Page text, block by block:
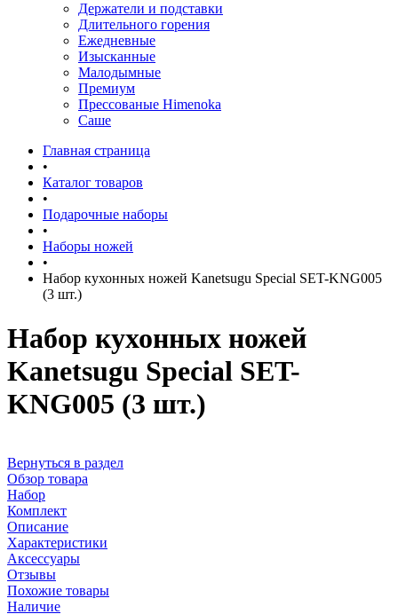
Держатели и подставки
Длительного горения
Ежедневные
Изысканные
Малодымные
Премиум
Прессованые Himenoka
Саше
Главная страница
•
Каталог товаров
•
Подарочные наборы
•
Наборы ножей
•
Набор кухонных ножей Kanetsugu Special SET-KNG005
(3 шт.)
Набор кухонных ножей
Kanetsugu Special SET-
KNG005 (3 шт.)
Вернуться в раздел
Обзор товара
Набор
Комплект
Описание
Характеристики
Аксессуары
Отзывы
Похожие товары
Наличие